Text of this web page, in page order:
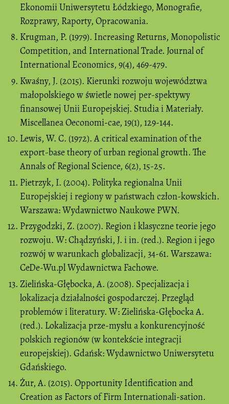
Ekonomii Uniwersytetu Łódzkiego, Monografie,
Rozprawy, Raporty, Opracowania.
Krugman, P. (1979). Increasing Returns, Monopolistic
Competition, and International Trade. Journal of
International Economics, 9(4), 469-479.
Kwaśny, J. (2015). Kierunki rozwoju województwa
małopolskiego w świetle nowej per-spektywy
finansowej Unii Europejskiej. Studia i Materiały.
Miscellanea Oeconomi-cae, 19(1), 129-144.
Lewis, W. C. (1972). A critical examination of the
export-base theory of urban regional growth. The
Annals of Regional Science, 6(2), 15-25.
Pietrzyk, I. (2004). Polityka regionalna Unii
Europejskiej i regiony w państwach człon-kowskich.
Warszawa: Wydawnictwo Naukowe PWN.
Przygodzki, Z. (2007). Region i klasyczne teorie jego
rozwoju. W: Chądzyński, J. i in. (red.). Region i jego
rozwój w warunkach globalizacji, 34-61. Warszawa:
CeDe-Wu.pl Wydawnictwa Fachowe.
Zielińska-Głębocka, A. (2008). Specjalizacja i
lokalizacja działalności gospodarczej. Przegląd
problemów i literatury. W: Zielińska-Głębocka A.
(red.). Lokalizacja prze-mysłu a konkurencyjność
polskich regionów (w kontekście integracji
europejskiej). Gdańsk: Wydawnictwo Uniwersytetu
Gdańskiego.
Żur, A. (2015). Opportunity Identification and
Creation as Factors of Firm Internationali-sation.